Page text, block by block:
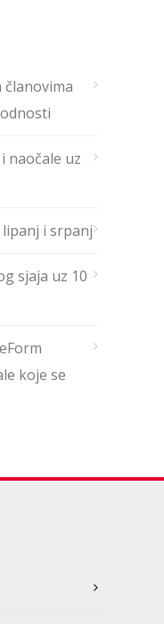
članovima
naočale uz
i srpanj
sjaja uz 10
koje se